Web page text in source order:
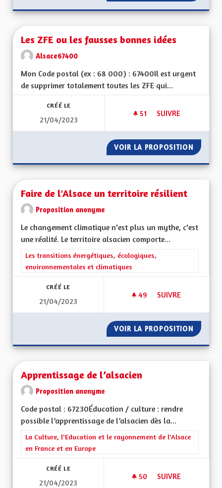
Les ZFE ou les fausses bonnes idées
Alsace67400
Mon Code postal (ex : 68 000) : 67400Il est urgent
de supprimer totalement toutes les ZFE qui...
CRÉÉ LE
21/04/2023
51 51 ABONNÉS
SUIVRE
VOIR LA PROPOSITION LES
Faire de l'Alsace un territoire résilient
Proposition anonyme
Le changement climatique n'est plus un mythe, c'est
une réalité. Le territoire alsacien comporte...
Filtrer les résultats de la catégorie : Les transitions
Les transitions énergétiques, écologiques,
environnementales et climatiques
CRÉÉ LE
21/04/2023
49 49 ABONNÉS
SUIVRE
VOIR LA PROPOSITION FAIRE
Apprentissage de l’alsacien
Proposition anonyme
Code postal : 67230Éducation / culture : rendre
possible l’apprentissage de l’alsacien dès la...
Filtrer les résultats de la catégorie : La Culture, l'Education et
La Culture, l'Education et le rayonnement de l'Alsace
en France et en Europe
CRÉÉ LE
21/04/2023
50 50 ABONNÉS
SUIVRE